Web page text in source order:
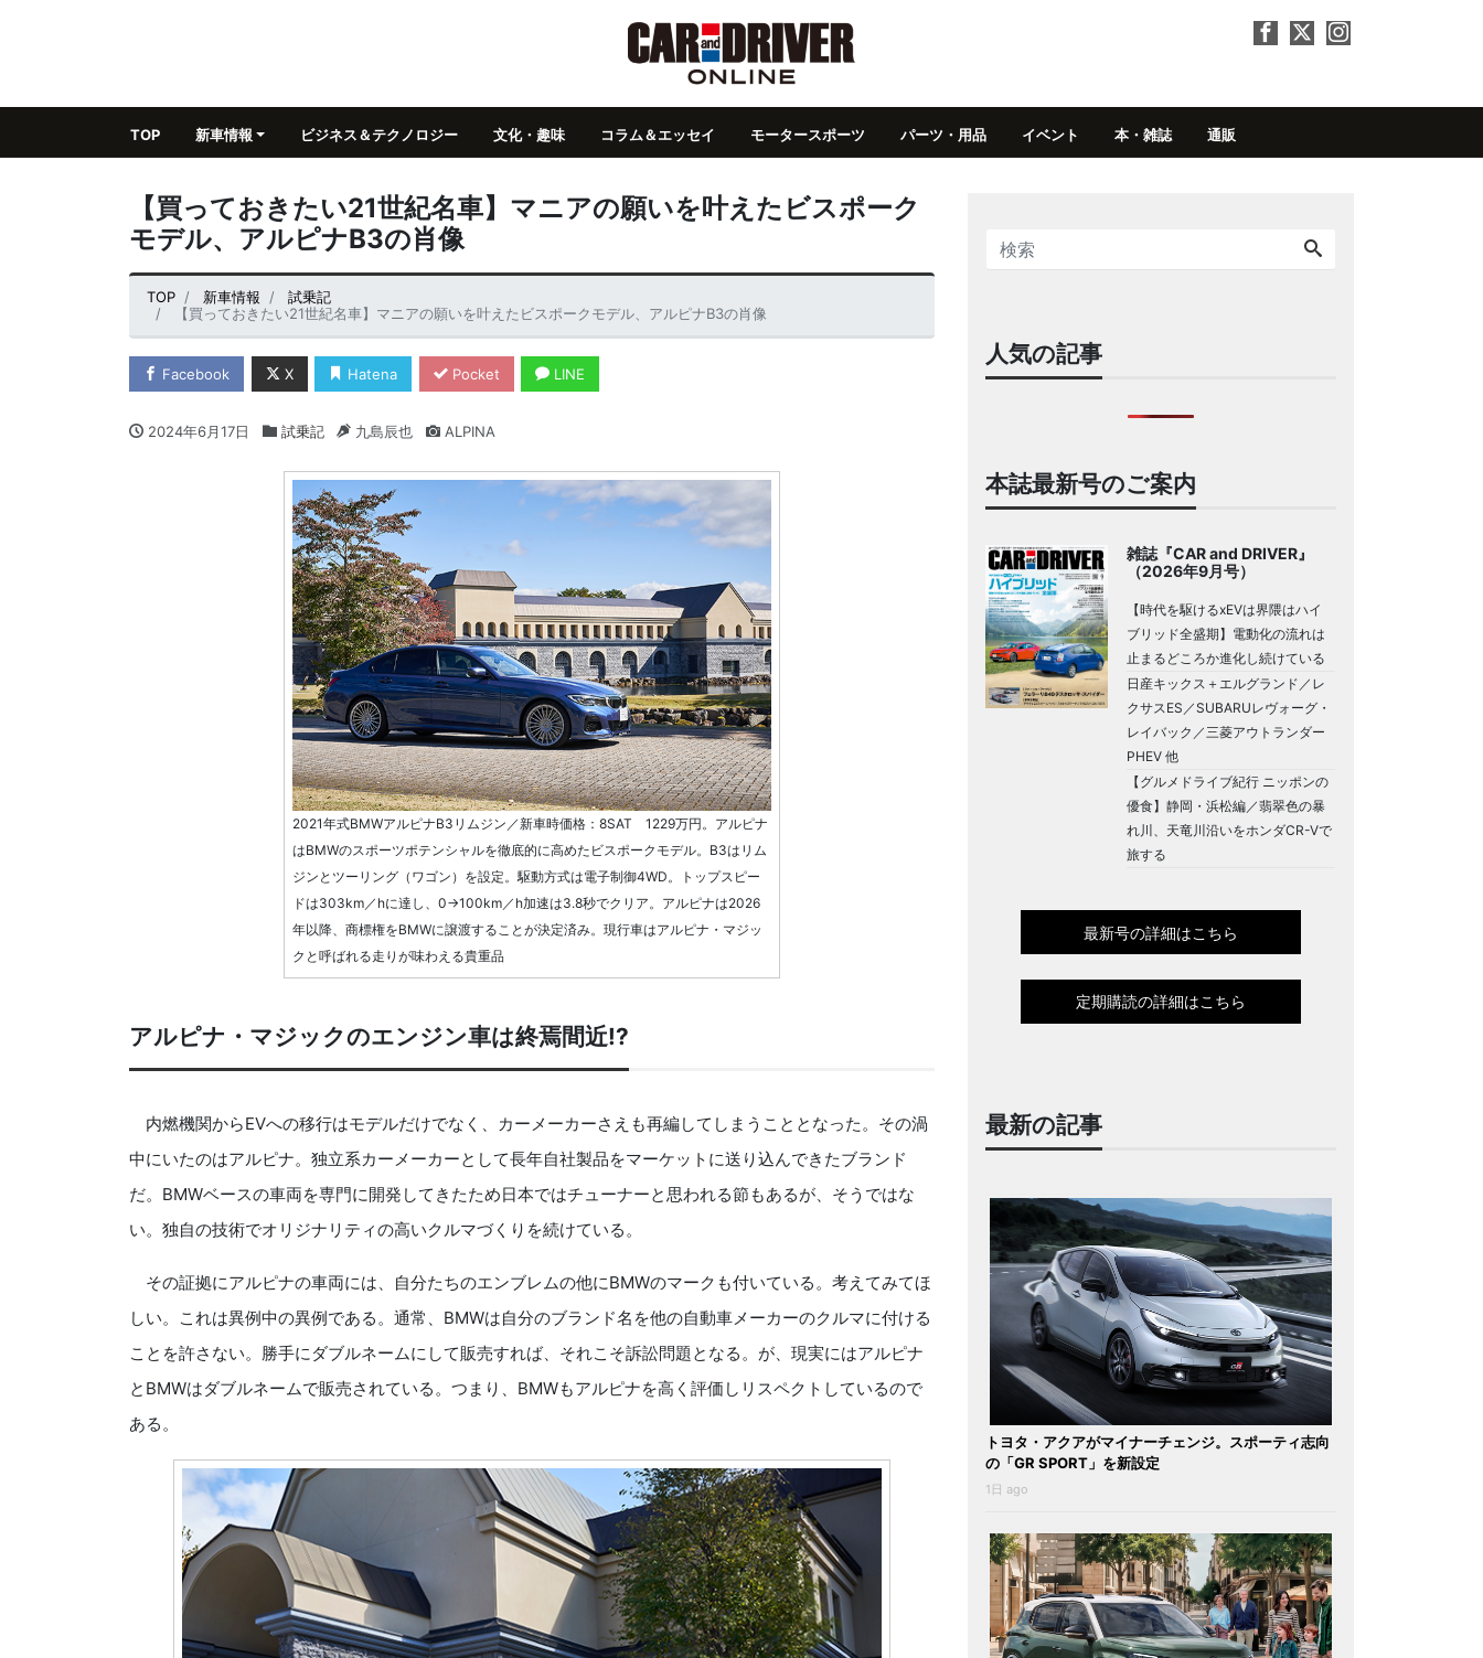
TOP 新車情報 ビジネス＆テクノロジー 文化・趣味 コラム＆エッセイ モータースポーツ パーツ・用品 イベント 本・雑誌 通販
【買っておきたい21世紀名車】マニアの願いを叶えたビスポーク
モデル、アルピナB3の肖像
TOP 新車情報
試乗記
【買っておきたい21世紀名車】マニアの願いを叶えたビスポークモデル、アルピナB3の肖像
Facebook X Hatena Pocket LINE
2024年6月17日 試乗記 九島辰也 ALPINA
2021年式BMWアルピナB3リムジン／新車時価格：8SAT 1229万円。アルピナ
はBMWのスポーツポテンシャルを徹底的に高めたビスポークモデル。B3はリム
ジンとツーリング（ワゴン）を設定。駆動方式は電子制御4WD。トップスピー
ドは303km／hに達し、0→100km／h加速は3.8秒でクリア。アルピナは2026
年以降、商標権をBMWに譲渡することが決定済み。現行車はアルピナ・マジッ
クと呼ばれる走りが味わえる貴重品
アルピナ・マジックのエンジン車は終焉間近!?
内燃機関からEVへの移行はモデルだけでなく、カーメーカーさえも再編してしまうこととなった。その渦
中にいたのはアルピナ。独立系カーメーカーとして長年自社製品をマーケットに送り込んできたブランド
だ。BMWベースの車両を専門に開発してきたため日本ではチューナーと思われる節もあるが、そうではな
い。独自の技術でオリジナリティの高いクルマづくりを続けている。
その証拠にアルピナの車両には、自分たちのエンブレムの他にBMWのマークも付いている。考えてみてほ
しい。これは異例中の異例である。通常、BMWは自分のブランド名を他の自動車メーカーのクルマに付ける
ことを許さない。勝手にダブルネームにして販売すれば、それこそ訴訟問題となる。が、現実にはアルピナ
とBMWはダブルネームで販売されている。つまり、BMWもアルピナを高く評価しリスペクトしているので
ある。
人気の記事
本誌最新号のご案内
雑誌『CAR and DRIVER』
（2026年9月号）
【時代を駆けるxEVは界隈はハイ
ブリッド全盛期】電動化の流れは
止まるどころか進化し続けている
日産キックス＋エルグランド／レ
クサスES／SUBARUレヴォーグ・
レイバック／三菱アウトランダー
PHEV 他
【グルメドライブ紀行 ニッポンの
優食】静岡・浜松編／翡翠色の暴
れ川、天竜川沿いをホンダCR-Vで
旅する
最新号の詳細はこちら
定期購読の詳細はこちら
最新の記事
トヨタ・アクアがマイナーチェンジ。スポーティ志向
の「GR SPORT」を新設定
1日 ago